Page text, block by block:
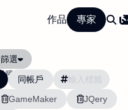
作品 專家
篩選
活躍度
同帳戶
GameMaker
JQery